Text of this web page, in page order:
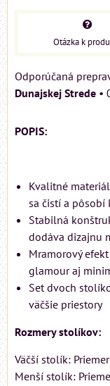
Otázka k
Dunajskej Strede •
POPIS:
Kvalitné
sa čistí a pôsobí
Stabilná
dodáva dizajnu
Mramorový
glamour aj
Set dvoch
väčšie priestory
Rozmery stolíkov:
Väčší stolík:
Menší stolík: